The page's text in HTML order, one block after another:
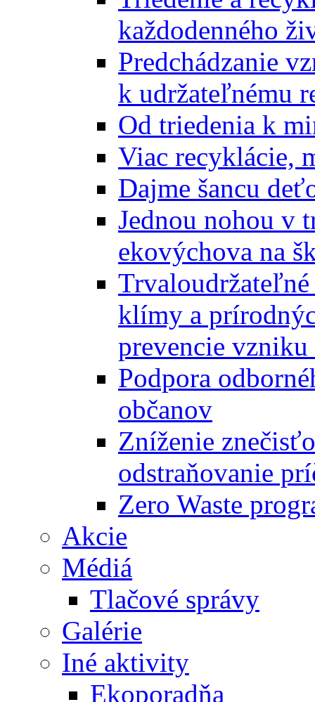
každodenného
Predchádzanie
k udržateľnému
Od triedenia k
Viac recyklácie,
Dajme šancu
Jednou nohou v
ekovýchova na
klímy a
prevencie vzniku
Podpora
občanov
Zníženie
odstraňovanie
Zero Waste
Akcie
Médiá
Tlačové správy
Galérie
Iné aktivity
Ekoporadňa